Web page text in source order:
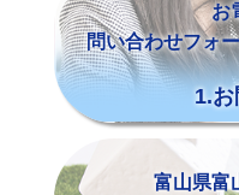
お
問い合わせフォ
1.
富山県富